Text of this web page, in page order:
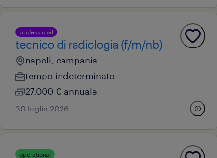
professional
tecnico di radiologia (f/m/nb)
napoli, campania
tempo indeterminato
27.000 € annuale
30 luglio 2026
operational